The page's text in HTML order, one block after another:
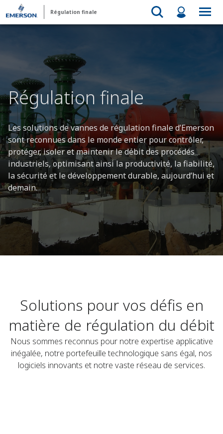
Régulation finale
Régulation finale
Les solutions de vannes de régulation finale d’Emerson
sont reconnues dans le monde entier pour contrôler,
protéger, isoler et maintenir le débit des procédés
industriels, optimisant ainsi la productivité, la fiabilité,
la sécurité et le développement durable, aujourd’hui et
demain.
Solutions pour vos défis en
matière de régulation du débit
Nous sommes reconnus pour notre expertise applicative
inégalée, notre portefeuille technologique sans égal, nos
logiciels innovants et notre vaste réseau de services.